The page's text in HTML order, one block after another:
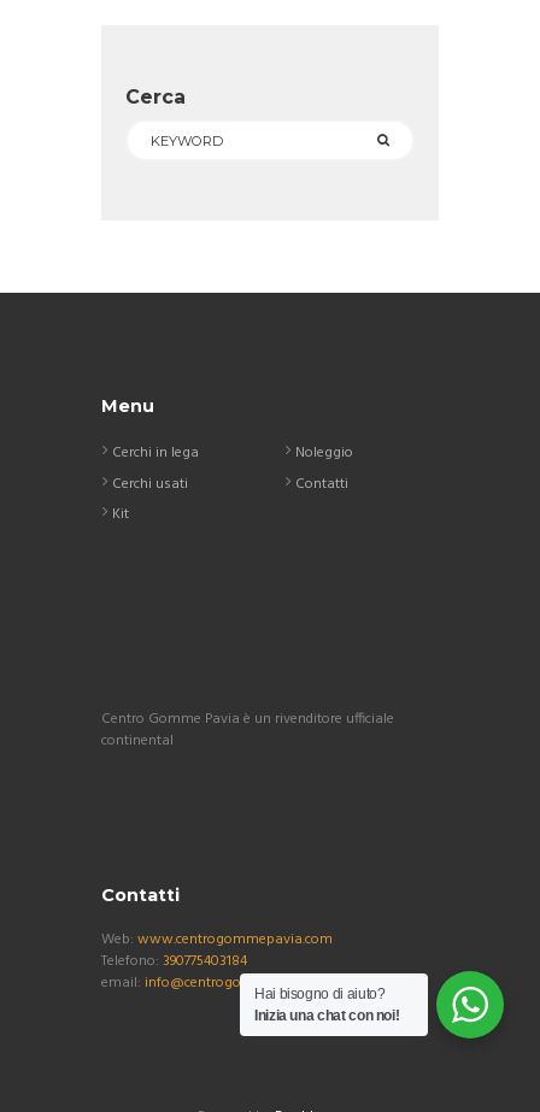
Cerca
Menu
Cerchi in lega
Cerchi usati
Kit
Noleggio
Contatti
Centro Gomme Pavia è un rivenditore ufficiale
continental
Contatti
Web: www.centrogommepavia.com
Telefono: 390775403184
email: info@centrogommepavia.com
Hai bisogno di aiuto?
Inizia una chat con noi!